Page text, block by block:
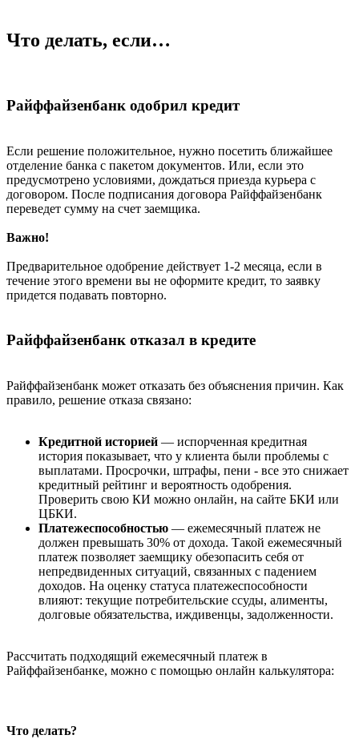
Что делать, если…
Райффайзенбанк одобрил кредит
Если решение положительное, нужно посетить ближайшее
отделение банка с пакетом документов. Или, если это
предусмотрено условиями, дождаться приезда курьера с
договором. После подписания договора Райффайзенбанк
переведет сумму на счет заемщика.
Важно!
Предварительное одобрение действует 1-2 месяца, если в
течение этого времени вы не оформите кредит, то заявку
придется подавать повторно.
Райффайзенбанк отказал в кредите
Райффайзенбанк может отказать без объяснения причин. Как
правило, решение отказа связано:
Кредитной историей — испорченная кредитная
история показывает, что у клиента были проблемы с
выплатами. Просрочки, штрафы, пени - все это снижает
кредитный рейтинг и вероятность одобрения.
Проверить свою КИ можно онлайн, на сайте БКИ или
ЦБКИ.
Платежеспособностью — ежемесячный платеж не
должен превышать 30% от дохода. Такой ежемесячный
платеж позволяет заемщику обезопасить себя от
непредвиденных ситуаций, связанных с падением
доходов. На оценку статуса платежеспособности
влияют: текущие потребительские ссуды, алименты,
долговые обязательства, иждивенцы, задолженности.
Рассчитать подходящий ежемесячный платеж в
Райффайзенбанке, можно с помощью онлайн калькулятора:
Что делать?